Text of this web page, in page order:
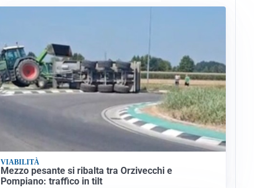
VIABILITÀ
Mezzo pesante si ribalta tra Orzivecchi e
Pompiano: traffico in tilt